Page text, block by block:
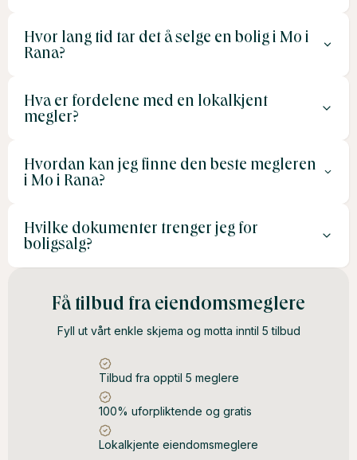
Gjennomsnittlig koster en eiendomsmegler 1,5–3 % av
salgssummen, med tillegg for markedsføring og andre
Hvor lang tid tar det å selge en bolig i Mo i
Rana?
Salget tar vanligvis 4–8 uker, avhengig av markedet og
boligens attraktivitet.
Hva er fordelene med en lokalkjent
megler?
En lokalkjent megler har bedre innsikt i boligmarkedet,
tilpasset markedsføring og et sterkt nettverk av kjøpere.
Hvordan kan jeg finne den beste megleren
i Mo i Rana?
Innhent tilbud fra flere meglere, sammenlign kostnader
og kundetilfredshet, og se etter lokalkunnskap og
Hvilke dokumenter trenger jeg for
boligsalg?
Du trenger blant annet skjøte, takstrapport,
byggemelding.
Få tilbud fra eiendomsmeglere
Fyll ut vårt enkle skjema og motta inntil 5 tilbud
Tilbud fra opptil 5 meglere
100% uforpliktende og gratis
Lokalkjente eiendomsmeglere